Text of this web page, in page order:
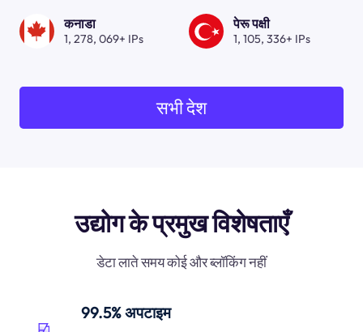
कनाडा
1, 278, 069+ IPs
पेरू पक्षी
1, 105, 336+ IPs
सभी देश
उद्योग के प्रमुख विशेषताएँ
डेटा लाते समय कोई और ब्लॉकिंग नहीं
99.5% अपटाइम